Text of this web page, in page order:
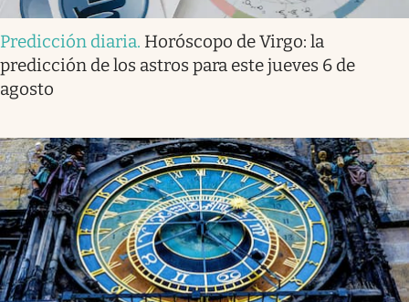
Predicción diaria. Horóscopo de Virgo: la
predicción de los astros para este jueves 6 de
agosto